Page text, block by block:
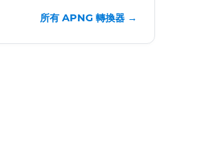
所有 APNG 轉換器 →